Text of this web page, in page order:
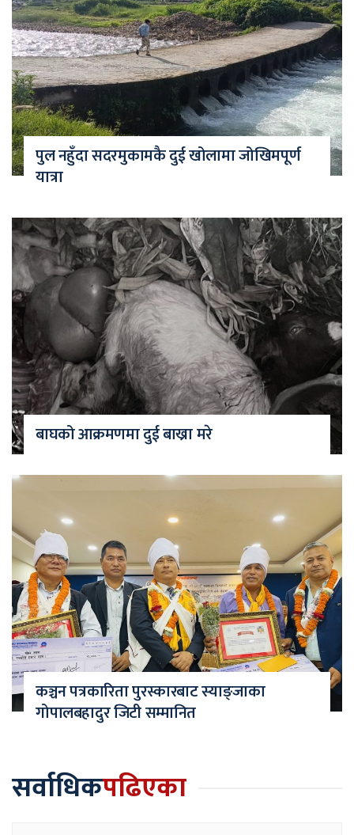
पुल नहुँदा सदरमुकामकै दुई खोलामा जोखिमपूर्ण
यात्रा
बाघको आक्रमणमा दुई बाख्रा मरे
कञ्चन पत्रकारिता पुरस्कारबाट स्याङ्जाका
गोपालबहादुर जिटी सम्मानित
सर्वाधिकपढिएका